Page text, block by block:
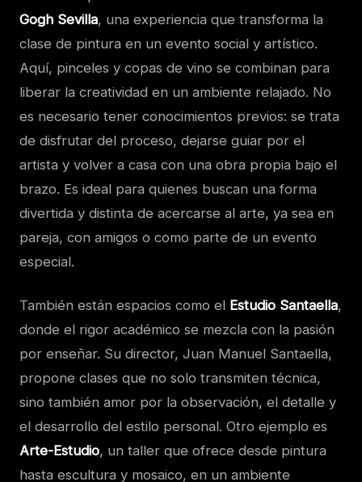
Gogh Sevilla, una experiencia que transforma la
clase de pintura en un evento social y artístico.
Aquí, pinceles y copas de vino se combinan para
liberar la creatividad en un ambiente relajado. No
es necesario tener conocimientos previos: se trata
de disfrutar del proceso, dejarse guiar por el
artista y volver a casa con una obra propia bajo el
brazo. Es ideal para quienes buscan una forma
divertida y distinta de acercarse al arte, ya sea en
pareja, con amigos o como parte de un evento
especial.
También están espacios como el Estudio Santaella,
donde el rigor académico se mezcla con la pasión
por enseñar. Su director, Juan Manuel Santaella,
propone clases que no solo transmiten técnica,
sino también amor por la observación, el detalle y
el desarrollo del estilo personal. Otro ejemplo es
Arte-Estudio, un taller que ofrece desde pintura
hasta escultura y mosaico, en un ambiente